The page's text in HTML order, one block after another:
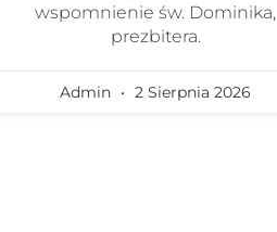
wspomnienie św. Dominika,
prezbitera.
Admin 2 Sierpnia 2026